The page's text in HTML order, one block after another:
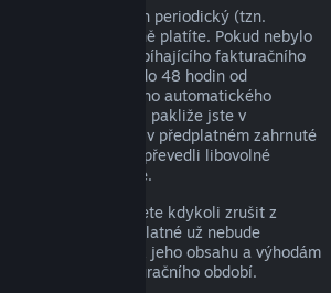
službám je nabízen periodický (tzn.
za který opakovaně platíte. Pokud nebylo
použito během probíhajícího fakturačního
peněz zažádat do 48 hodin od
hodin od libovolného automatického
za použitý, pakliže jste v
období hráli hry v předplatném zahrnuté
upravili či převedli libovolné
spojené.
předplatné můžete kdykoli zrušit z
zajistíte, že předplatné už nebude
nicméně přístup k jeho obsahu a výhodám
probíhajícího fakturačního období.